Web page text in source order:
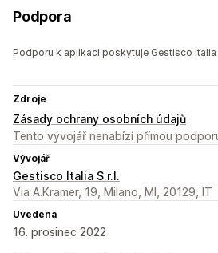
Podpora
Podporu k aplikaci poskytuje Gestisco Italia
Zdroje
Zásady ochrany osobních údajů
Tento vývojář nenabízí přímou
Vývojář
Gestisco Italia S.r.l.
Via A.Kramer, 19, Milano, MI, 20129, IT
Uvedena
16. prosinec 2022